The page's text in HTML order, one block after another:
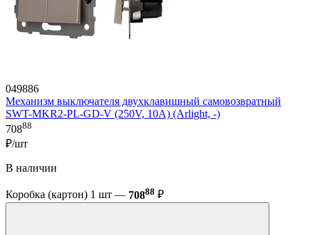
049886
Механизм выключателя двухклавишный самовозвратный
SWT-MKR2-PL-GD-V (250V, 10A) (Arlight, -)
70888
₽/шт
В наличии
Коробка (картон) 1 шт — 70888 ₽